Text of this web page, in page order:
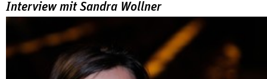
Interview mit Sandra Wollner